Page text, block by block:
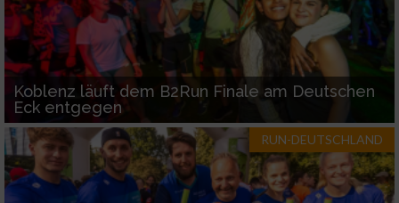
Koblenz läuft dem B2Run Finale am Deutschen
Eck entgegen
RUN-DEUTSCHLAND